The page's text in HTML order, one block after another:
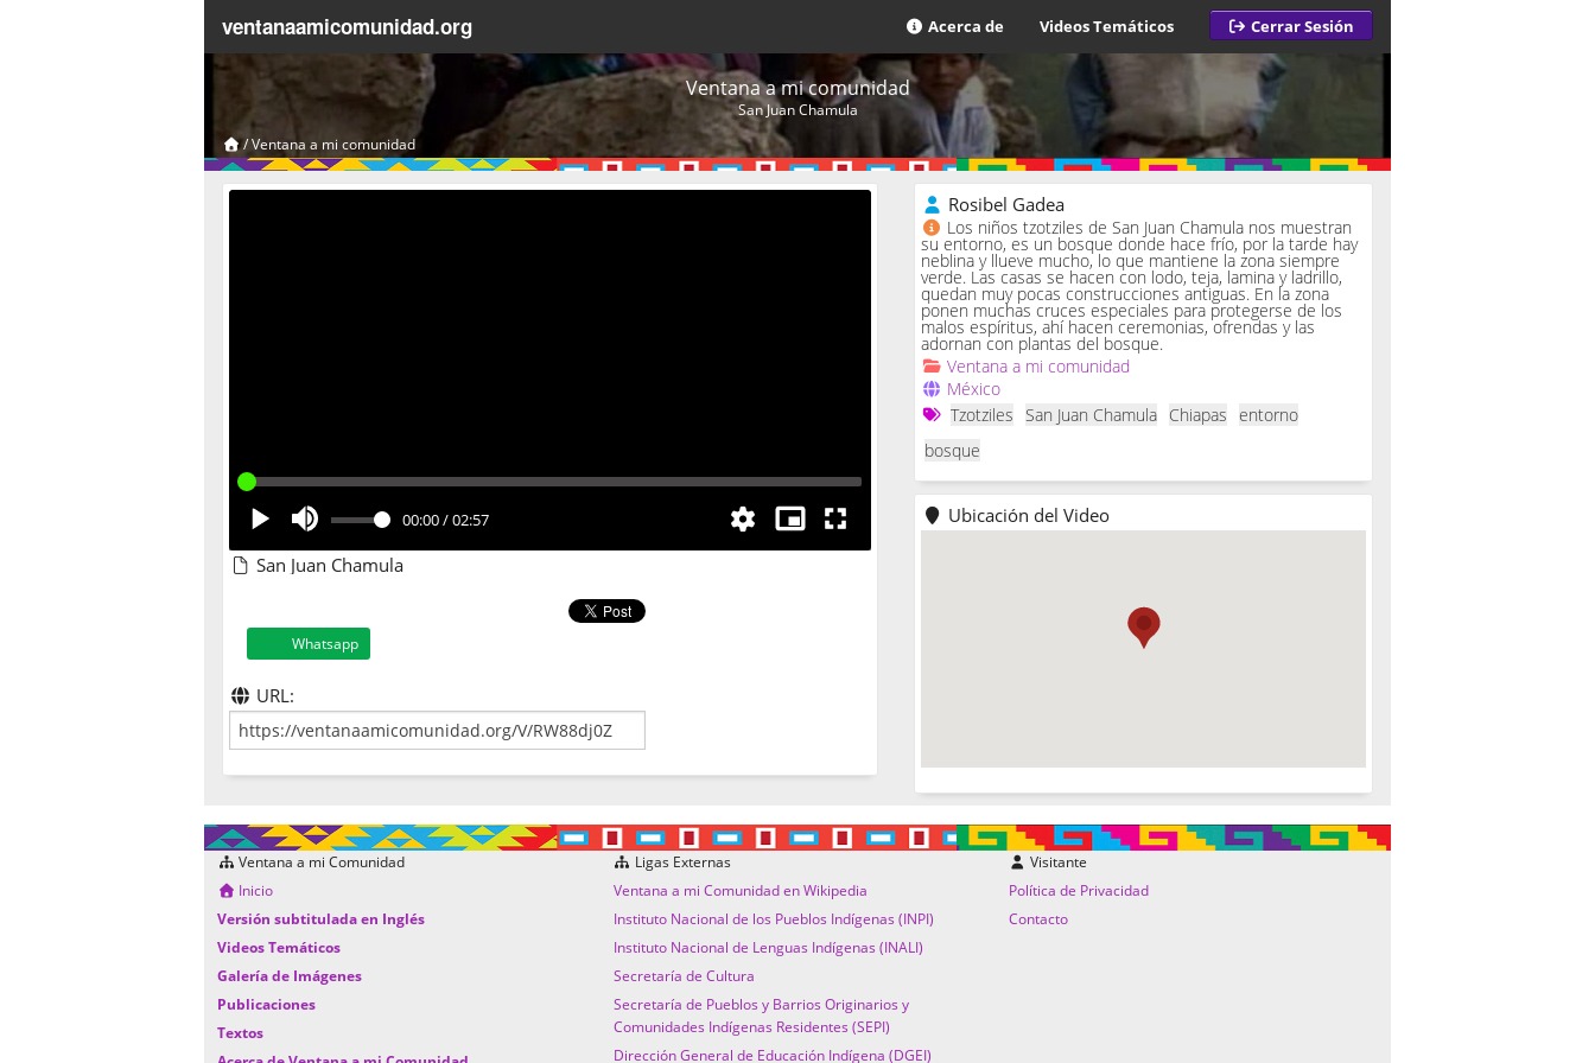
ventanaamicomunidad.org Acerca de Videos Temáticos Cerrar Sesión
Ventana a mi comunidad
San Juan Chamula
/Ventana a mi comunidad
00:00/02:57
San Juan Chamula
Whatsapp
URL:
Rosibel Gadea
Los niños tzotziles de San Juan Chamula nos muestran
su entorno, es un bosque donde hace frío, por la tarde hay
neblina y llueve mucho, lo que mantiene la zona siempre
verde. Las casas se hacen con lodo, teja, lamina y ladrillo,
quedan muy pocas construcciones antiguas. En la zona
ponen muchas cruces especiales para protegerse de los
malos espíritus, ahí hacen ceremonias, ofrendas y las
adornan con plantas del bosque.
Ventana a mi comunidad
México
Tzotziles San Juan Chamula Chiapas entorno
bosque
Ubicación del Video
Ventana a mi Comunidad
Inicio
Versión subtitulada en Inglés
Videos Temáticos
Galería de Imágenes
Publicaciones
Textos
Ligas Externas
Ventana a mi Comunidad en Wikipedia
Instituto Nacional de los Pueblos Indígenas (INPI)
Instituto Nacional de Lenguas Indígenas (INALI)
Secretaría de Cultura
Secretaría de Pueblos y Barrios Originarios y
Comunidades Indígenas Residentes (SEPI)
Dirección General de Educación Indígena (DGEI)
Visitante
Política de Privacidad
Contacto